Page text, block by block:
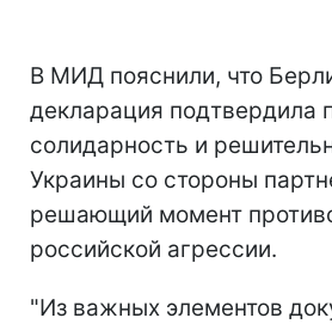
В МИД пояснили, что
декларация подтвердила
солидарность и
Украины со стороны
решающий момент
российской агрессии.
"Из важных элементов